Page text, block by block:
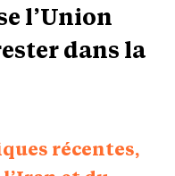
l’Union
dans la
récentes,